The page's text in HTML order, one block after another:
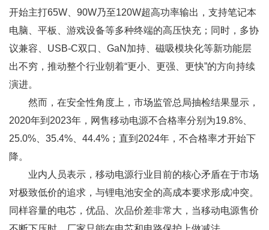
开始主打65W、90W乃至120W超高功率输出，支持笔记本
电脑、平板、游戏设备等多种终端的高压快充；同时，多协
议兼容、USB-C双口、GaN加持、磁吸模块化等新功能层
出不穷，推动整个行业朝着“更小、更强、更快”的方向持续
演进。
然而，在安全性角度上，市场监管总局抽检结果显示，
2020年到2023年，网售移动电源不合格率分别为19.8%、
25.0%、35.4%、44.4%；直到2024年，不合格率才开始下
降。
业内人员表示，移动电源行业目前的核心矛盾在于市场
对极致低价的追求，与锂电池安全的高成本要求形成冲突。
同样容量的电芯，优品、次品价差非常大，当移动电源售价